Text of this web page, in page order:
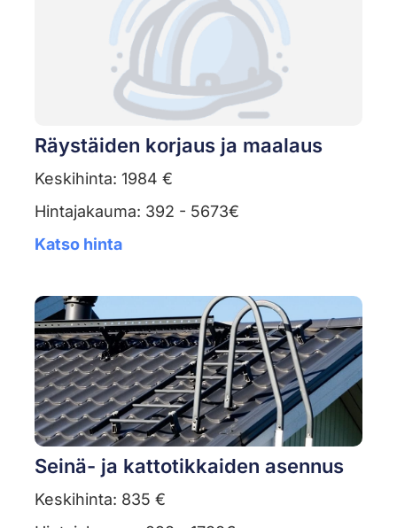
Räystäiden korjaus ja maalaus
Keskihinta: 1984 €
Hintajakauma: 392 - 5673€
Katso hinta
Seinä- ja kattotikkaiden asennus
Keskihinta: 835 €